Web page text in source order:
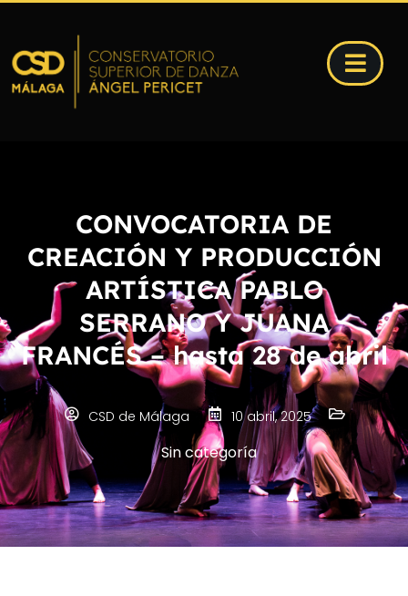
CONVOCATORIA DE
CREACIÓN Y PRODUCCIÓN
ARTÍSTICA PABLO
SERRANO Y JUANA
FRANCÉS – hasta 28 de abril
CSD de Málaga 10 abril, 2025
Sin categoría